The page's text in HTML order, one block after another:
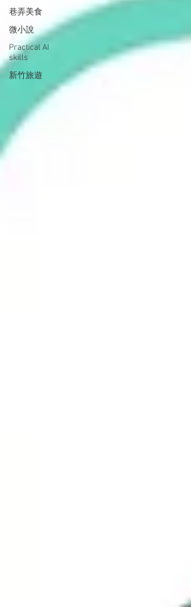
巷弄美食
微小說
Practical AI
skills
新竹旅遊